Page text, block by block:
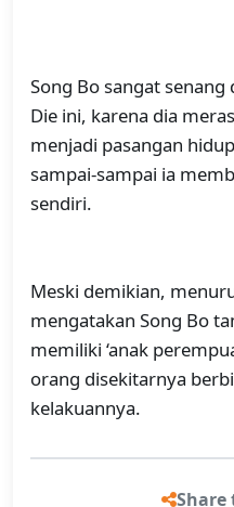
Song Bo sangat
Die ini, karena dia
menjadi pasangan
sampai-sampai ia
sendiri.
Meski demikian,
mengatakan Song Bo
memiliki ‘anak
orang disekitarnya
kelakuannya.